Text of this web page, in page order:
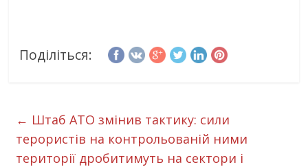
Поділіться:
← Штаб АТО змінив тактику: сили
терористів на контрольованій ними
території дробитимуть на сектори і